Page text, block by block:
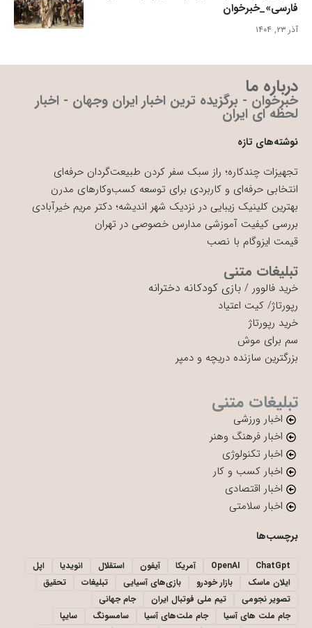
فارسی»_خبرخوان
آذر ۲۳, ۱۴۰۴
درباره ما
خبرخوان - برگزیده ترین اخبار ایران وجهان - اخبار
لحظه ای ایران
نوشته‌های تازه
تجهیزات چندکاره؛ راز سبک سفر کردن طبیعت‌گردان حرفه‌ای
انتخابی حرفه‌ای و کاربردی برای توسعه کسب‌وکارهای مدرن
بهترین کلینیک زیبایی در نزدیک شهر اندیشه؛ دکتر مریم خیرآبادی
بررسی کیفیت آموزشی مدارس خصوصی در تهران
قیمت ایزوگام با نصب
تبلیغات متنی
خرید فالوور / بازی کودکانه دخترانه
رپورتاژ/ کیت اعتیاد
خرید رپورتاژ
سم برای موش
بزرگترین سازنده دریچه و دمپر
تبلیغات متنی
اخبار ورزشی
اخبار فرهنگ وهنر
اخبار تکنولوژی
اخبار کسب و کار
اخبار اقتصادی
اخبار سلامتی
برچسب‌ها
ChatGpt
OpenAI آمریکا آیفون استقلال انویدیا
اپل
ایلان ماسک
بازار خودرو بازی‌های آسیایی تبلیغات
تحقیق
تصویر نجومی
تیم ملی فوتبال ایران
جام جهانی
جام ملت های آسیا
جام ملت‌های آسیا سامسونگ
سایپا